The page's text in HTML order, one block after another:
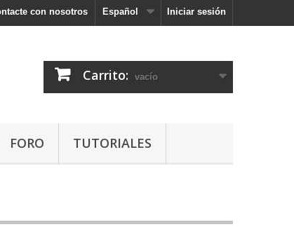
Iniciar sesión
Español
con nosotros
Carrito: vacío
FORO TUTORIALES